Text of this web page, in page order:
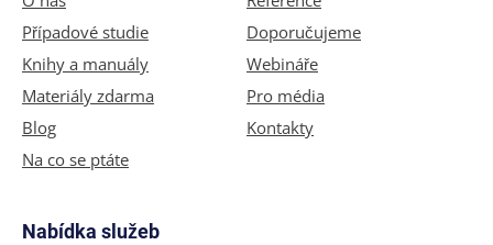
Případové studie
Knihy a manuály
Materiály zdarma
Blog
Na co se ptáte
Doporučujeme
Webináře
Pro média
Kontakty
Nabídka služeb